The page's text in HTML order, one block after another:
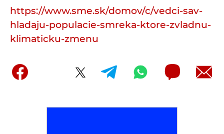
https://www.sme.sk/domov/c/vedci-sav-
hladaju-populacie-smreka-ktore-zvladnu-
klimaticku-zmenu